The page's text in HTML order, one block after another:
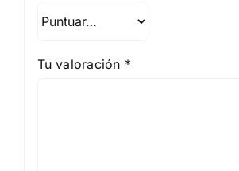
Tu valoración *